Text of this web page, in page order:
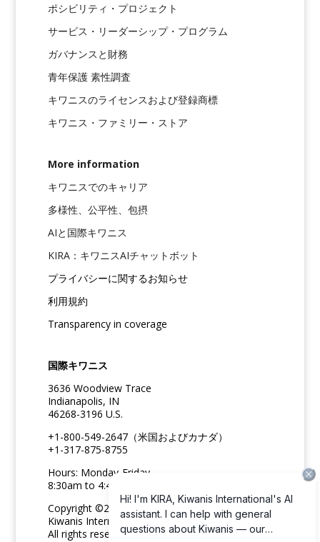
ポシビリティ・プロジェクト
サービス・リーダーシップ・プログラム
ガバナンスと財務
青年保護 素性調査
キワニスのライセンスおよび登録商標
キワニス・ファミリー・ストア
More information
キワニスでのキャリア
多様性、公平性、包摂
AIと国際キワニス
KIRA：キワニスAIチャットボット
プライバシーに関するお知らせ
利用規約
Transparency in coverage
国際キワニス
3636 Woodview Trace
Indianapolis, IN
46268-3196 U.S.
+1-800-549-2647（米国およびカナダ）
+1-317-875-8755
Hours: Monday-Friday
8:30am to 4:45pm ET
Copyright ©2026
Kiwanis International
All rights reserved